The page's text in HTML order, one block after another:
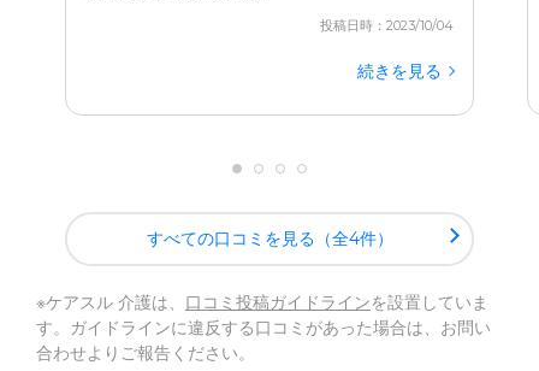
投稿日時：2023/10/04
続きを見る
すべての口コミを見る（全4件）
※ケアスル 介護は、 口コミ投稿ガイドラインを設置していま
す。ガイドラインに違反する口コミがあった場合は、お問い
合わせよりご報告ください。